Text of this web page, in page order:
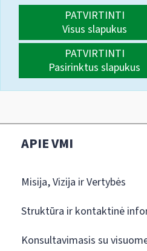
PATVIRTINTI
Visus slapukus
PATVIRTINTI
Pasirinktus slapukus
APIE VMI
Misija, Vizija ir Vertybės
Struktūra ir kontaktinė
Konsultavimasis su